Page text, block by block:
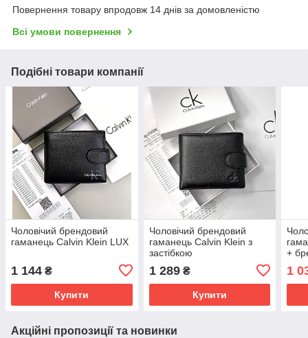
Повернення товару впродовж 14 днів за домовленістю
Всі умови повернення
Подібні товари компанії
Чоловічий брендовий
гаманець Calvin Klein LUX
1 144 ₴
Купити
Чоловічий брендовий
гаманець Calvin Klein з
застібкою
1 289₴
Купити
+
1
Акційні пропозиції та новинки